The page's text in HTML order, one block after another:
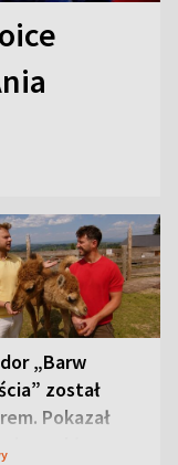
„Barw
został
Pokazał